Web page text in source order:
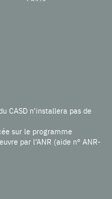
CASD n'installera pas de
sur le programme
par l’ANR (aide n° ANR-